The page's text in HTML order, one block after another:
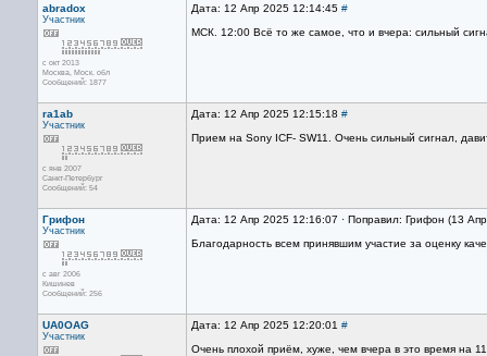
abradox
Участник
с окт 2013
Москва, Mоск. обл
Сообщений: 1877
Дата: 12 Апр 2025 12:14:45 #
МСК. 12:00 Всё то же самое, что и вчера: сильный
ra1ab
Участник
с янв 2007
Санкт-Петербург
Сообщений: 54
Дата: 12 Апр 2025 12:15:18 #
Прием на Sony ICF- SW11. Очень сильный сигнал,
Грифон
Участник
с авг 2006
Кишинев
Сообщений: 256
Дата: 12 Апр 2025 12:16:07 · Поправил: Грифон (13
Благодарность всем принявшим участие за оценку
UA0OAG
Участник
Дата: 12 Апр 2025 12:20:01 #
Очень плохой приём, хуже, чем вчера в это время на